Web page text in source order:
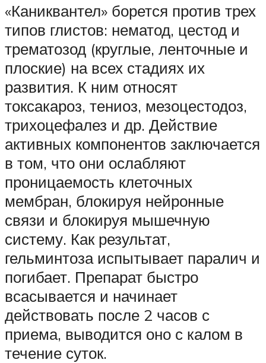
«Каниквантел» борется против трех
типов глистов: нематод, цестод и
трематозод (круглые, ленточные и
плоские) на всех стадиях их
развития. К ним относят
токсакароз, тениоз, мезоцестодоз,
трихоцефалез и др. Действие
активных компонентов заключается
в том, что они ослабляют
проницаемость клеточных
мембран, блокируя нейронные
связи и блокируя мышечную
систему. Как результат,
гельминтоза испытывает паралич и
погибает. Препарат быстро
всасывается и начинает
действовать после 2 часов с
приема, выводится оно с калом в
течение суток.